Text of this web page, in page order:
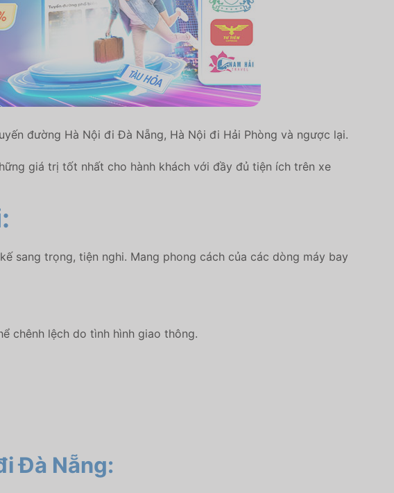
đường Hà Nội đi Đà Nẵng, Hà Nội đi Hải Phòng và ngược lại.
giá trị tốt nhất cho hành khách với đầy đủ tiện ích trên xe
sang trọng, tiện nghi. Mang phong cách của các dòng máy bay
chênh lệch do tình hình giao thông.
Đà Nẵng: